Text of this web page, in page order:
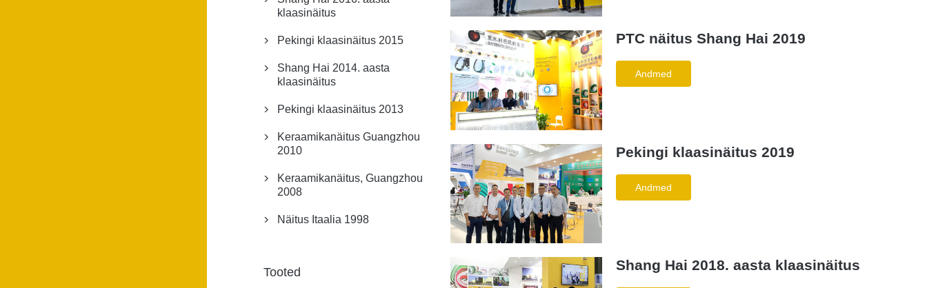
PTC näitus Shang Hai 2019
Andmed
Pekingi klaasinäitus 2019
Andmed
Shang Hai 2018. aasta klaasinäitus
klaasinäitus
 Pekingi klaasinäitus 2015

Shang Hai 2014. aasta
klaasinäitus
 Pekingi klaasinäitus 2013

Keraamikanäitus Guangzhou
2010

Keraamikanäitus, Guangzhou
2008
 Näitus Itaalia 1998
Tooted